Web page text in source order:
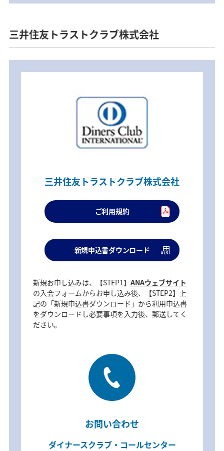
三井住友トラストクラブ株式会社
三井住友トラストクラブ株式会社
ご利用規約
新規申込書ダウンロード
新規お申し込みは、【STEP1】 ANAウェブサイト
の入会フォームからお申し込み後、【STEP2】上
記の「新規申込書ダウンロード」から利用申込書
をダウンロードし必要事項を入力後、郵送してく
ださい。
お問い合わせ
ダイナースクラブ・コールセンター